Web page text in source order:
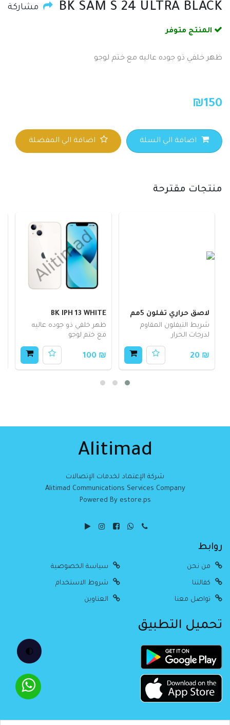
🌓
BK SAM S 24 ULTRA BLACK مشاركة
المنتج متوفر
ظهر خلفي ذو جوده عاليه مع ختم لوجو
₪150
اضافة الي السلة اضافة الي المفضلة
منتجات مقترحة
لاصق حراري تفلون 5مم
شريط التيفلون المقاوم
لدرجات الحرار
₪ 20
BK IPH 13 WHITE
ظهر خلفي ذو جوده عاليه
مع ختم لوجو
₪ 100
Alitimad
شركة الإعتماد لخدمات الإتصالات
Alitimad Communications Services Company
Powered By estore.ps
روابط
من نحن سياسة الخصوصية
كفالتنا شروط الاستخدام
تواصل معنا العناوين
تحميل التطبيق